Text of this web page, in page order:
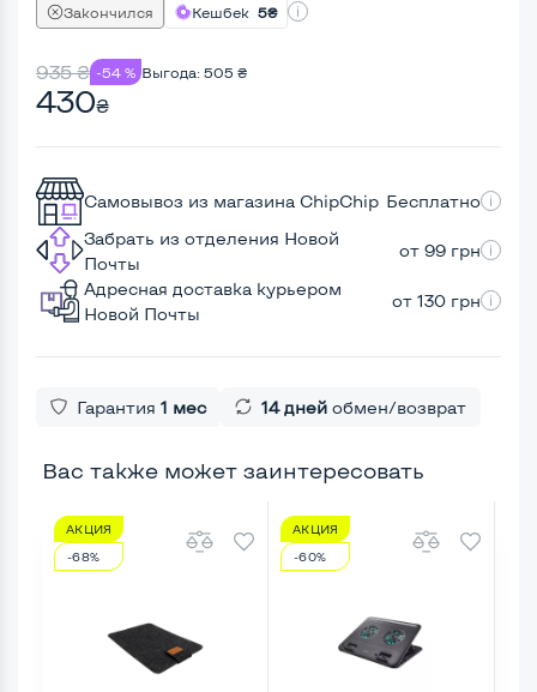
Закончился Кешбек 5₴
935₴ -54 % Выгода: 505 ₴
430₴
Самовывоз из магазина ChipChip Бесплатно
Забрать из отделения Новой
Почты
от 99 грн
Адресная доставка курьером
Новой Почты
от 130 грн
Гарантия 1 мес 14 дней обмен/возврат
Вас также может заинтересовать
АКЦИЯ
-68%
АКЦИЯ
-60%